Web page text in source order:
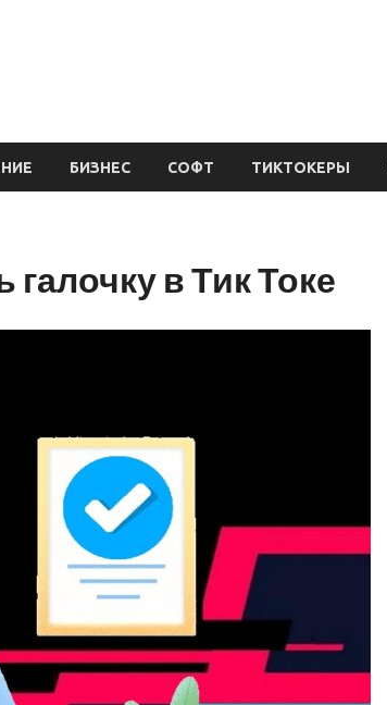
БИЗНЕС СОФТ ТИКТОКЕРЫ
галочку в Тик Токе